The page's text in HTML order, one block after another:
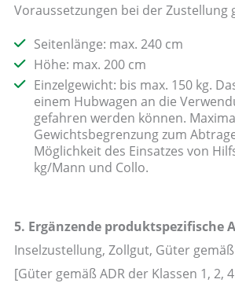
Voraussetzungen bei der Zustellung
Seitenlänge: max. 240 cm
Höhe: max. 200 cm
Einzelgewicht: bis max. 150 kg.
einem Hubwagen an die
gefahren werden können.
Gewichtsbegrenzung zum
Möglichkeit des Einsatzes von
kg/Mann und Collo.
5. Ergänzende produktspezifische
Inselzustellung, Zollgut, Güter
[Güter gemäß ADR der Klassen 1, 2,